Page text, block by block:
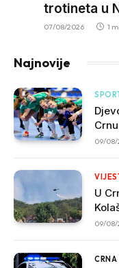
trotineta u
trotineta,
07/08/2026 1
Najnovije
09/08/
U
09/08/
CRNA